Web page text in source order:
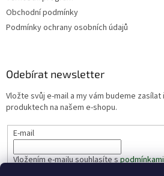
Obchodní podmínky
Podmínky ochrany osobních údajů
Odebírat newsletter
Vložte svůj e-mail a my vám budeme
produktech na našem e-shopu.
E-mail
Vložením e-mailu souhlasíte s